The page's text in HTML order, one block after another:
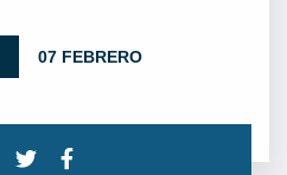
07 FEBRERO